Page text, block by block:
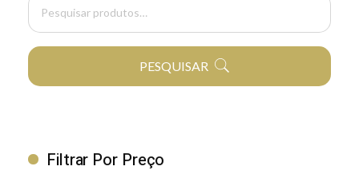
PESQUISAR
Filtrar Por Preço